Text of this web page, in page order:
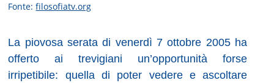
Fonte:filosofiatv.org
La piovosa serata di venerdì 7 ottobre 2005 ha
offerto ai trevigiani un’opportunità forse
irripetibile: quella di poter vedere e ascoltare